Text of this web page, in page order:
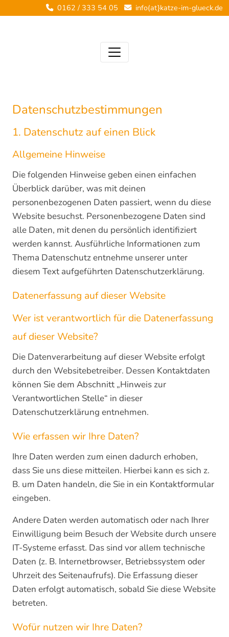
0162 / 333 54 05 info(at}katze-im-glueck.de
Datenschutzbestimmungen
1. Datenschutz auf einen Blick
Allgemeine Hinweise
Die folgenden Hinweise geben einen einfachen
Überblick darüber, was mit deinen
personenbezogenen Daten passiert, wenn du diese
Website besuchst. Personenbezogene Daten sind
alle Daten, mit denen du persönlich identifiziert
werden kannst. Ausführliche Informationen zum
Thema Datenschutz entnehme unserer unter
diesem Text aufgeführten Datenschutzerklärung.
Datenerfassung auf dieser Website
Wer ist verantwortlich für die Datenerfassung
auf dieser Website?
Die Datenverarbeitung auf dieser Website erfolgt
durch den Websitebetreiber. Dessen Kontaktdaten
können Sie dem Abschnitt „Hinweis zur
Verantwortlichen Stelle“ in dieser
Datenschutzerklärung entnehmen.
Wie erfassen wir Ihre Daten?
Ihre Daten werden zum einen dadurch erhoben,
dass Sie uns diese mitteilen. Hierbei kann es sich z.
B. um Daten handeln, die Sie in ein Kontaktformular
eingeben.
Andere Daten werden automatisch oder nach Ihrer
Einwilligung beim Besuch der Website durch unsere
IT-Systeme erfasst. Das sind vor allem technische
Daten (z. B. Internetbrowser, Betriebssystem oder
Uhrzeit des Seitenaufrufs). Die Erfassung dieser
Daten erfolgt automatisch, sobald Sie diese Website
betreten.
Wofür nutzen wir Ihre Daten?